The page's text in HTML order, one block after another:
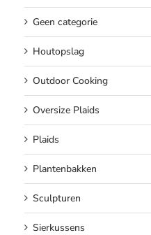
Geen categorie
Houtopslag
Outdoor Cooking
Oversize Plaids
Plaids
Plantenbakken
Sculpturen
Sierkussens